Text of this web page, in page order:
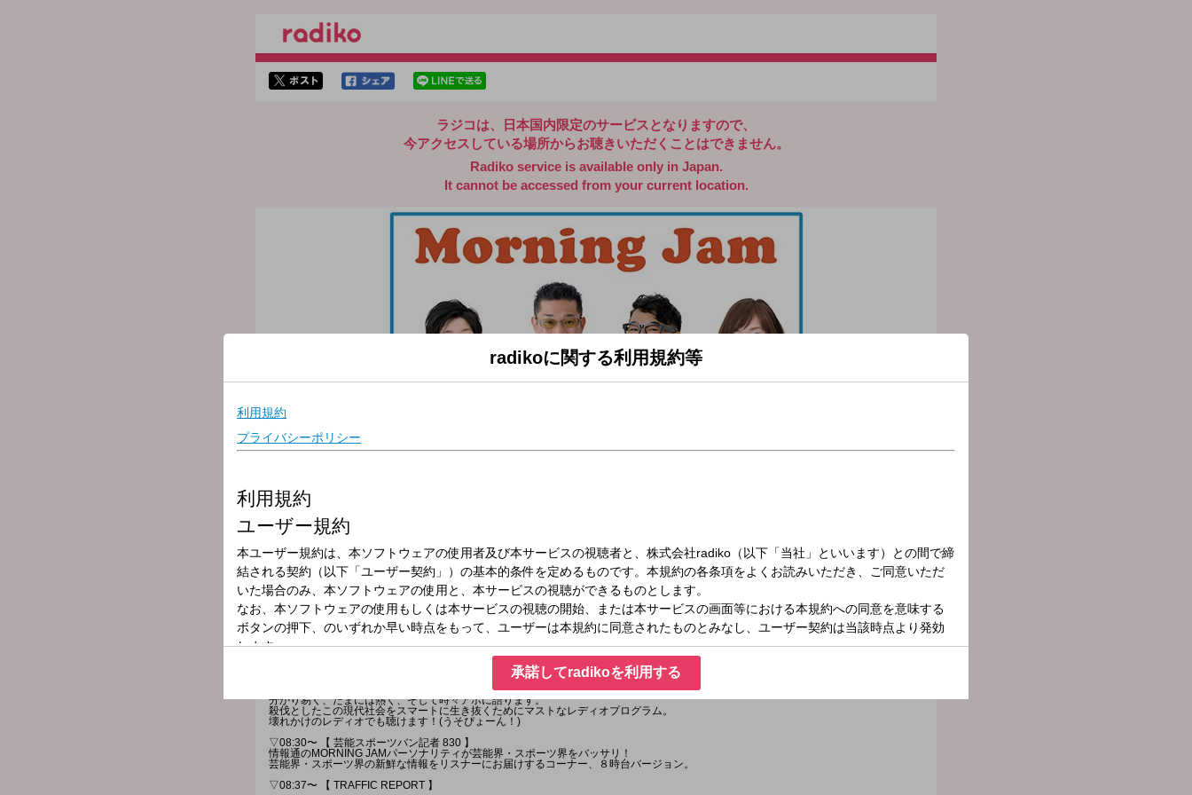
ラジコは、日本国内限定のサービスとなりますので、
今アクセスしている場所からお聴きいただくことはできません。
Radiko service is available only in Japan.
It cannot be accessed from your current location.
放送局
放送時間
2025年10月6日（月）08:20～09:00
番組名
MORNING JAM
”大牟田育ちのお喋りグラサン”こと 中島浩二 が、幾度の放送時間の建て増し建て増しを経て、長時間に渡り、ナウな音楽と毎日の話題を
分かり易く、たまには熱く、そして時々アホに語ります。
殺伐としたこの現代社会をスマートに生き抜くためにマストなレディオプログラム。
壊れかけのレディオでも聴けます！(うそぴょーん！)
▽08:30〜 【 芸能スポーツバン記者 830 】
情報通のMORNING JAMパーソナリティが芸能界・スポーツ界をバッサリ！
芸能界・スポーツ界の新鮮な情報をリスナーにお届けするコーナー、８時台バージョン。
▽08:37〜 【 TRAFFIC REPORT 】
radikoに関する利用規約等
承諾してradikoを利用する